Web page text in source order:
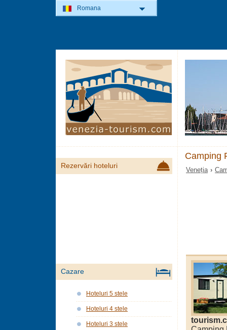
Camping
Veneția ›
Rezervări hoteluri
Cazare
Hoteluri 5 stele
Hoteluri 4 stele
Hoteluri 3 stele
Romana